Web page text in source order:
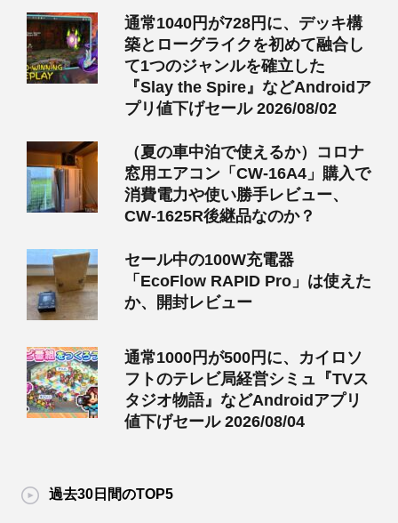
通常1040円が728円に、デッキ構
築とローグライクを初めて融合し
て1つのジャンルを確立した
『Slay the Spire』などAndroidア
プリ値下げセール 2026/08/02
（夏の車中泊で使えるか）コロナ
窓用エアコン「CW-16A4」購入で
消費電力や使い勝手レビュー、
CW-1625R後継品なのか？
セール中の100W充電器
「EcoFlow RAPID Pro」は使えた
か、開封レビュー
通常1000円が500円に、カイロソ
フトのテレビ局経営シミュ『TVス
タジオ物語』などAndroidアプリ
値下げセール 2026/08/04
過去30日間のTOP5